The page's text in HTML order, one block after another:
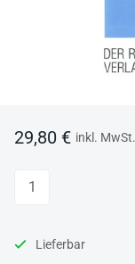
29,80 € inkl. MwSt.
Anzahl
Lieferbar